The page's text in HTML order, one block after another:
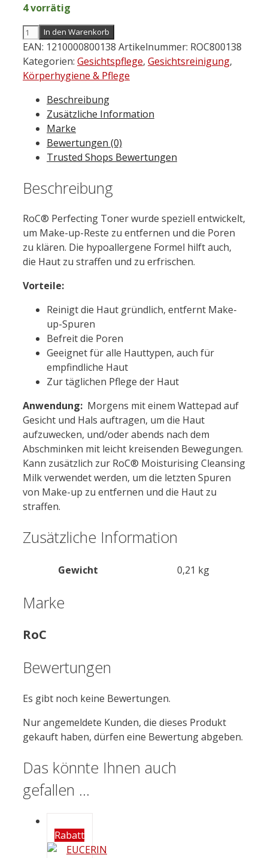
4 vorrätig
RoC
Perfecting
Gesichtswasser
200
Menge
In den Warenkorb
EAN: 1210000800138 Artikelnummer: ROC800138
Kategorien: Gesichtspflege, Gesichtsreinigung,
Körperhygiene & Pflege
Beschreibung
Zusätzliche Information
Marke
Bewertungen (0)
Trusted Shops Bewertungen
Beschreibung
RoC® Perfecting Toner wurde speziell entwickelt,
um Make-up-Reste zu entfernen und die Poren
zu klären. Die hypoallergene Formel hilft auch,
die Haut zu straffen und zu erfrischen.
Vorteile:
Reinigt die Haut gründlich, entfernt Make-
up-Spuren
Befreit die Poren
Geeignet für alle Hauttypen, auch für
empfindliche Haut
Zur täglichen Pflege der Haut
Anwendung: Morgens mit einem Wattepad auf
Gesicht und Hals auftragen, um die Haut
aufzuwecken, und/oder abends nach dem
Abschminken mit leicht kreisenden Bewegungen.
Kann zusätzlich zur RoC® Moisturising Cleansing
Milk verwendet werden, um die letzten Spuren
von Make-up zu entfernen und die Haut zu
straffen.
Zusätzliche Information
Gewicht 0,21 kg
Marke
RoC
Bewertungen
Es gibt noch keine Bewertungen.
Nur angemeldete Kunden, die dieses Produkt
gekauft haben, dürfen eine Bewertung abgeben.
Das könnte Ihnen auch
gefallen …
Rabatt